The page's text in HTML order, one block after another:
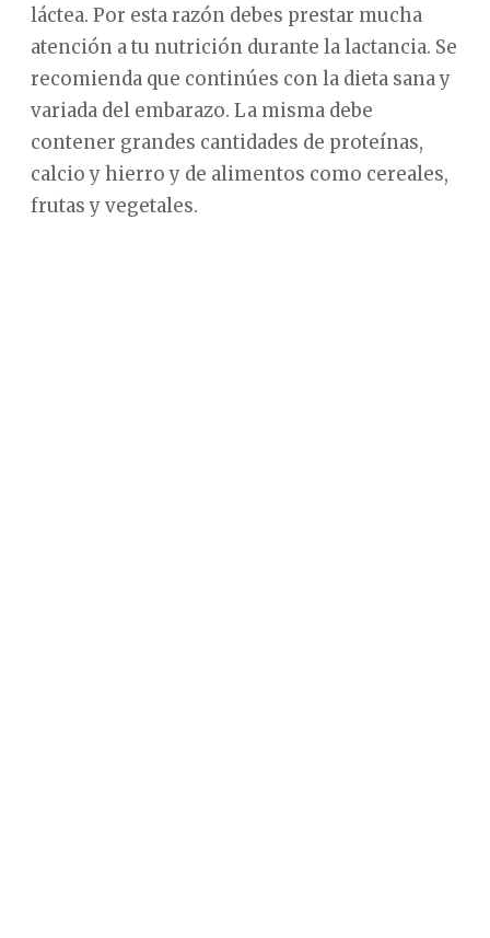
láctea. Por esta razón debes prestar mucha
atención a tu nutrición durante la lactancia. Se
recomienda que continúes con la dieta sana y
variada del embarazo. La misma debe
contener grandes cantidades de proteínas,
calcio y hierro y de alimentos como cereales,
frutas y vegetales.